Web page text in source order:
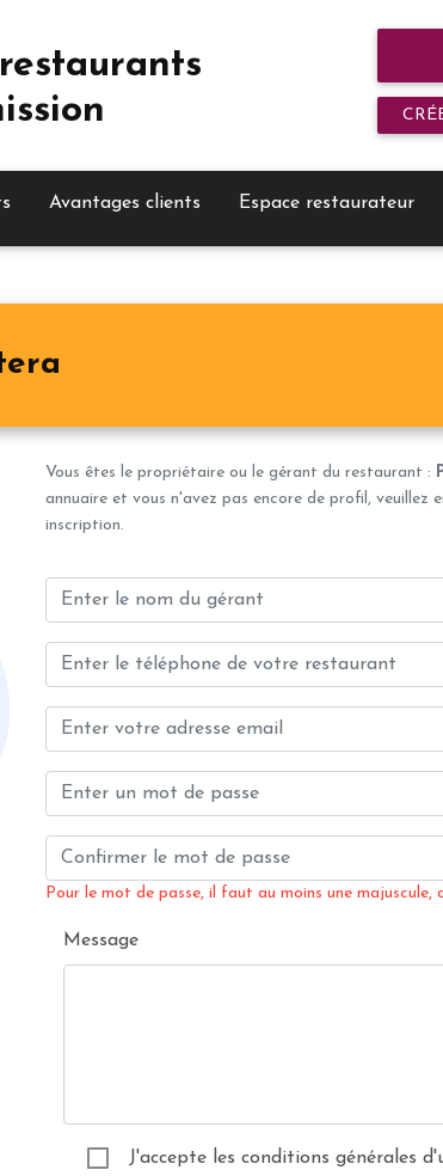
Avantages clients Espace restaurateur
Vous êtes le propriétaire ou le gérant du restaurant :
annuaire et vous n'avez pas encore de profil, veuillez
inscription.
Pour le mot de passe, il faut au moins une majuscule,
Message
J'accepte les conditions générales